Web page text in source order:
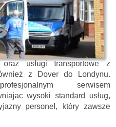
oraz usługi transportowe z
z Dover do Londynu.
serwisem
wysoki standard usług,
personel, który zawsze